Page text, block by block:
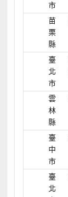
市
苗
栗
縣
臺
北
市
雲
林
縣
臺
中
市
臺
北